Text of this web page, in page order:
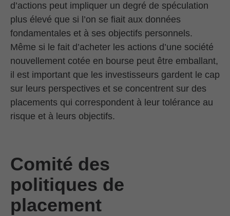
d’actions peut impliquer un degré de spéculation
plus élevé que si l’on se fiait aux données
fondamentales et à ses objectifs personnels.
Même si le fait d’acheter les actions d’une société
nouvellement cotée en bourse peut être emballant,
il est important que les investisseurs gardent le cap
sur leurs perspectives et se concentrent sur des
placements qui correspondent à leur tolérance au
risque et à leurs objectifs.
Comité des
politiques de
placement